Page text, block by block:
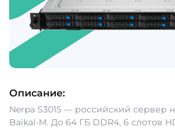
Описание:
Nerpa S3015 — российский сервер
Baikal-M. До 64 ГБ DDR4, 6 слотов